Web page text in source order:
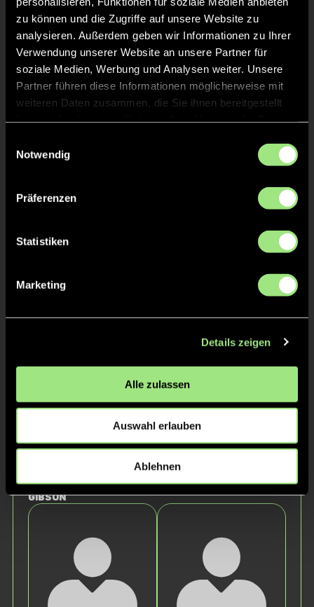
zu können und die Zugriffe auf unsere Website zu
analysieren. Außerdem geben wir Informationen zu Ihrer
Verwendung unserer Website an unsere Partner für
soziale Medien, Werbung und Analysen weiter. Unsere
Partner führen diese Informationen möglicherweise mit
weiteren Daten zusammen, die Sie ihnen bereitgestellt
Notwendig
Präferenzen
Statistiken
Marketing
Details zeigen
Alle zulassen
Auswahl erlauben
Ablehnen
Liev
Schiemann
Elizabeth
Gibson
Lynn-Sophie
Kowalczek